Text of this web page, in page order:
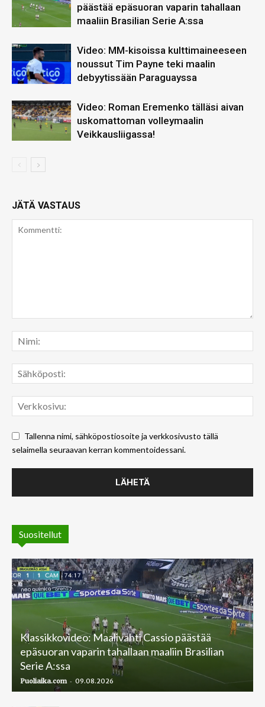
päästää epäsuoran vaparin tahallaan
maaliin Brasilian Serie A:ssa
Video: MM-kisoissa kulttimaineeseen
noussut Tim Payne teki maalin
debyytissään Paraguayssa
Video: Roman Eremenko tälläsi aivan
uskomattoman volleymaalin
Veikkausliigassa!
JÄTÄ VASTAUS
Tallenna nimi, sähköpostiosoite ja verkkosivusto tällä
selaimella seuraavan kerran kommentoidessani.
Suositellut
Klassikkovideo: Maalivahti Cassio päästää
epäsuoran vaparin tahallaan maaliin Brasilian
Serie A:ssa
Puoliaika.com - 09.08.2026